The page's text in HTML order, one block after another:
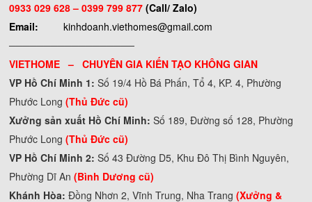
0933 029 628 – 0399 799 877(Call/ Zalo)
Email:
kinhdoanh.viethomes@gmail.com
──────────────────
VIETHOME – CHUYÊN GIA KIẾN TẠO KHÔNG GIAN
VP Hồ Chí Minh 1: Số 19/4 Hồ Bá Phấn, Tổ 4, KP. 4, Phường
Phước Long(Thủ Đức cũ)
Xưởng sản xuất Hồ Chí Minh: Số 189, Đường số 128, Phường
Phước Long(Thủ Đức cũ)
VP Hồ Chí Minh 2: Số 43 Đường D5, Khu Đô Thị Bình Nguyên,
Phường Dĩ An (Bình Dương cũ)
Khánh Hòa:Đồng Nhơn 2, Vĩnh Trung, Nha Trang (Xưởng &